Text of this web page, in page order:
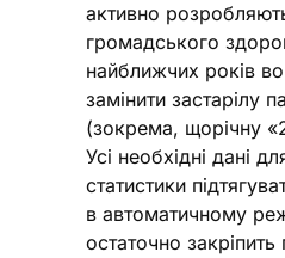
активно
громадського
найближчих років
замінити застарілу
(зокрема, щорічну
Усі необхідні дані
статистики
в автоматичному
остаточно закріпить